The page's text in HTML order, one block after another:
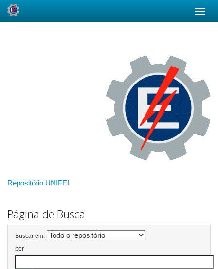
Repositório UNIFEI
Página de Busca
Buscar em:
por